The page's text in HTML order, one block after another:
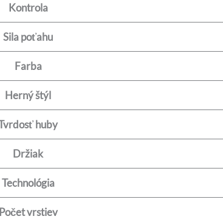
Kontrola
Sila poťahu
Farba
Herný štýl
huby
Držiak
Technológia
Počet vrstiev